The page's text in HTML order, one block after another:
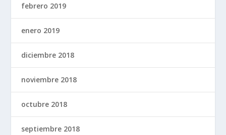
febrero 2019
enero 2019
diciembre 2018
noviembre 2018
octubre 2018
septiembre 2018